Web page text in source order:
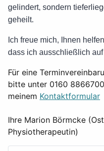
gelindert, sondern
geheilt.
Ich freue mich, Ihnen
dass ich ausschließlich
Für eine
bitte unter 0160
meinem Kontaktformular
Ihre Marion Börmcke
Physiotherapeutin)